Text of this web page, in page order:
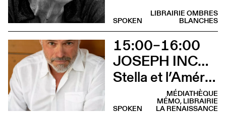
LIBRAIRIE OMBRES
BLANCHES
SPOKEN
15:00–16:00
JOSEPH INCARDONA
Stella et l’Amérique (Rencontre)
MÉDIATHÈQUE
MÉMO, LIBRAIRIE
LA RENAISSANCE
SPOKEN